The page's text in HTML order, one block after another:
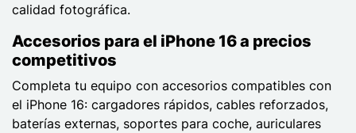
calidad fotográfica.
Accesorios para el iPhone 16 a precios
competitivos
Completa tu equipo con accesorios compatibles con
el iPhone 16: cargadores rápidos, cables reforzados,
baterías externas, soportes para coche, auriculares